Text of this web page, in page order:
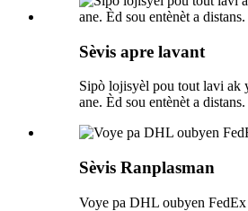
Sèvis apre lavant
Sipò lojisyèl pou tout lavi ak
ane. Èd sou entènèt a distans.
Sèvis Ranplasman
Voye pa DHL oubyen FedEx